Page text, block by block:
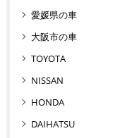
愛媛県の車
大阪市の車
TOYOTA
NISSAN
HONDA
DAIHATSU